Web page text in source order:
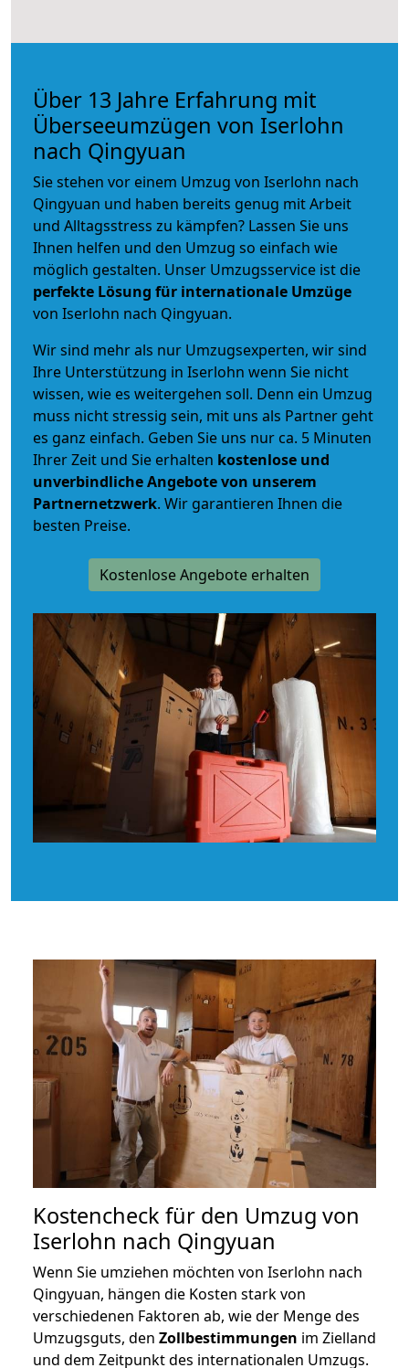
Über 13 Jahre Erfahrung mit
Überseeumzügen von Iserlohn
nach Qingyuan
Sie stehen vor einem Umzug von Iserlohn nach
Qingyuan und haben bereits genug mit Arbeit
und Alltagsstress zu kämpfen? Lassen Sie uns
Ihnen helfen und den Umzug so einfach wie
möglich gestalten. Unser Umzugsservice ist die
perfekte Lösung für internationale Umzüge
von Iserlohn nach Qingyuan.
Wir sind mehr als nur Umzugsexperten, wir sind
Ihre Unterstützung in Iserlohn wenn Sie nicht
wissen, wie es weitergehen soll. Denn ein Umzug
muss nicht stressig sein, mit uns als Partner geht
es ganz einfach. Geben Sie uns nur ca. 5 Minuten
Ihrer Zeit und Sie erhalten kostenlose und
unverbindlicheAngebote von unserem
Partnernetzwerk. Wir garantieren Ihnen die
besten Preise.
Kostenlose Angebote erhalten
Kostencheck für den Umzug von
Iserlohn nach Qingyuan
Wenn Sie umziehen möchten von Iserlohn nach
Qingyuan, hängen die Kosten stark von
verschiedenen Faktoren ab, wie der Menge des
Umzugsguts, den Zollbestimmungen im Zielland
und dem Zeitpunkt des internationalen Umzugs.